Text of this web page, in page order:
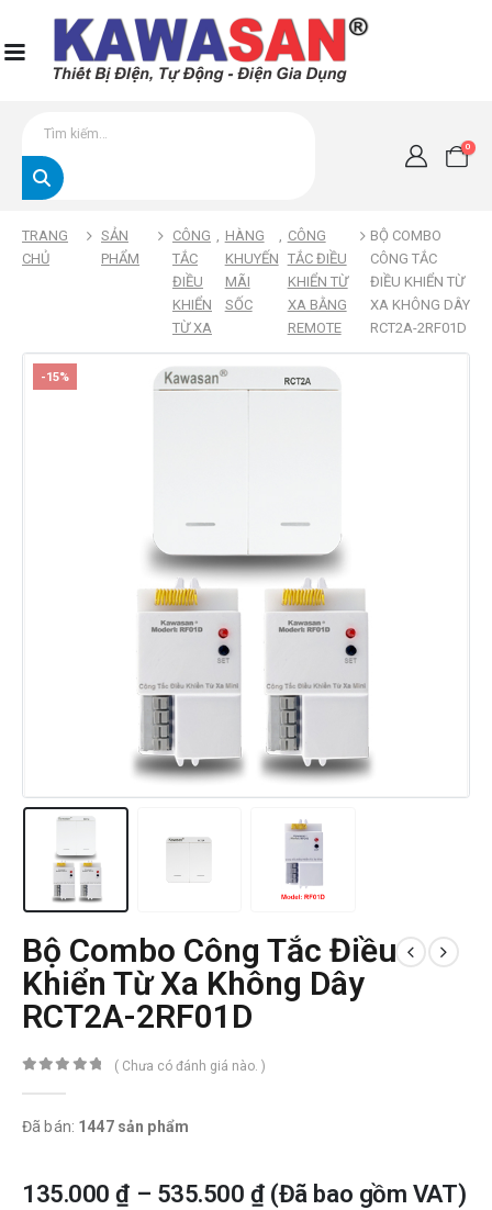
0
TRANG
CHỦ
SẢN
PHẨM
CÔNG
TẮC
ĐIỀU
KHIỂN
TỪ XA
, HÀNG
KHUYẾN
MÃI
SỐC
, CÔNG
TẮC ĐIỀU
KHIỂN TỪ
XA BẰNG
REMOTE
BỘ COMBO
CÔNG TẮC
ĐIỀU KHIỂN TỪ
XA KHÔNG DÂY
RCT2A-2RF01D
-15%
Bộ Combo Công Tắc Điều
Khiển Từ Xa Không Dây
RCT2A-2RF01D
( Chưa có đánh giá nào. )
Đã bán: 1447 sản phẩm
135.000₫ – 535.500₫(Đã bao gồm VAT)